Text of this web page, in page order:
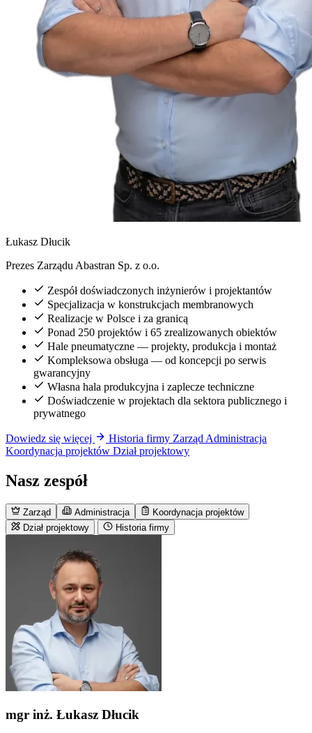
Łukasz Dłucik
Prezes Zarządu Abastran Sp. z o.o.
Zespół doświadczonych inżynierów i projektantów
Specjalizacja w konstrukcjach membranowych
Realizacje w Polsce i za granicą
Ponad 250 projektów i 65 zrealizowanych obiektów
Hale pneumatyczne — projekty, produkcja i montaż
Kompleksowa obsługa — od koncepcji po serwis
gwarancyjny
Własna hala produkcyjna i zaplecze techniczne
Doświadczenie w projektach dla sektora publicznego i
prywatnego
Dowiedz się więcej Historia firmy Zarząd Administracja
Koordynacja projektów Dział projektowy
Nasz zespół
Zarząd Administracja
Koordynacja projektów
Dział projektowy
Historia firmy
mgr inż. Łukasz Dłucik